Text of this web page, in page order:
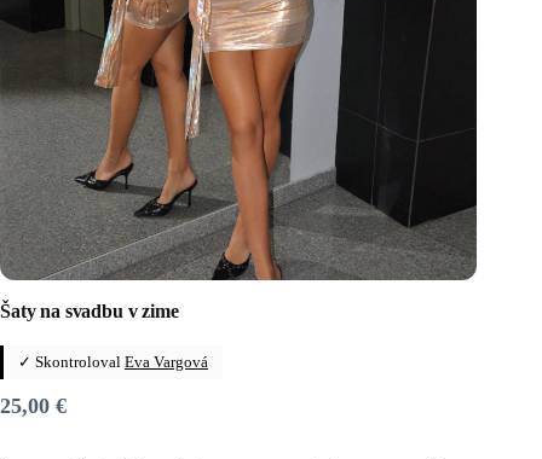
Šaty na svadbu v zime
✓ Skontroloval Eva Vargová
25,00 €